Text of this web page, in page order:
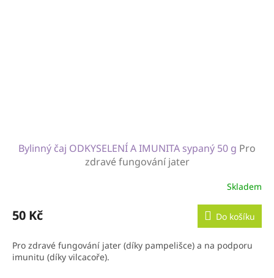
Bylinný čaj ODKYSELENÍ A IMUNITA sypaný 50 g Pro
zdravé fungování jater
Skladem
50 Kč Do košíku
Pro zdravé fungování jater (díky pampelišce) a na podporu
imunitu (díky vilcacoře).